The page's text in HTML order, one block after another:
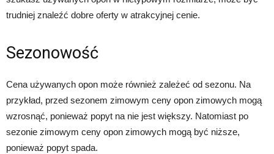
trudniej znaleźć dobre oferty w atrakcyjnej cenie.
Sezonowość
Cena używanych opon może również zależeć od sezonu. Na
przykład, przed sezonem zimowym ceny opon zimowych mogą
wzrosnąć, ponieważ popyt na nie jest większy. Natomiast po
sezonie zimowym ceny opon zimowych mogą być niższe,
ponieważ popyt spada.